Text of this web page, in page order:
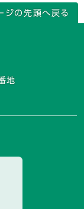
ジの先頭へ戻る
地